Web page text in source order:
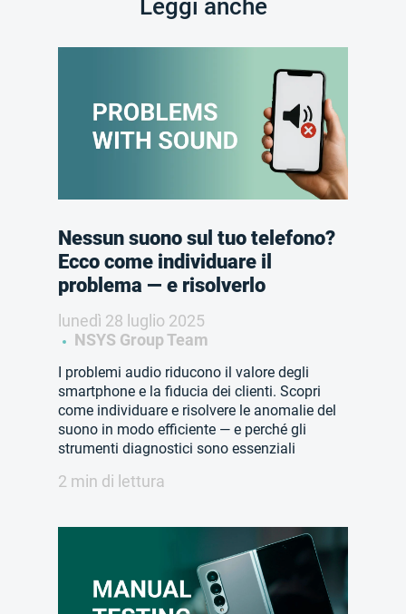
Leggi anche
Nessun suono sul tuo telefono?
Ecco come individuare il
problema — e risolverlo
lunedì 28 luglio 2025
NSYS Group Team
I problemi audio riducono il valore degli
smartphone e la fiducia dei clienti. Scopri
come individuare e risolvere le anomalie del
suono in modo efficiente — e perché gli
strumenti diagnostici sono essenziali
2 min di lettura